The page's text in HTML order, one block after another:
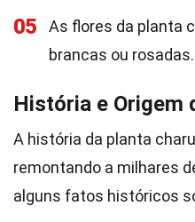
05
As flores da planta
brancas ou rosadas.
História e Origem
A história da planta
remontando a milhares
alguns fatos históricos